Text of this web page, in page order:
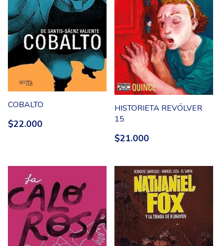
COBALTO
$22.000
HISTORIETA REVÓLVER
15
$21.000